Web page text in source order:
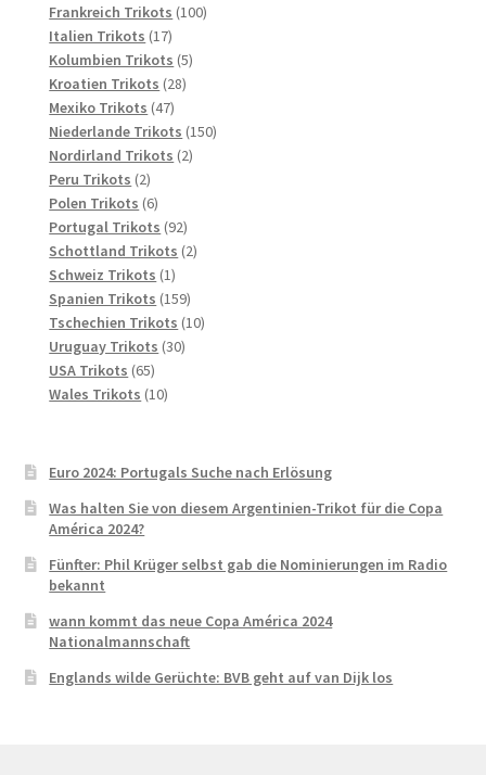
Produkte
Frankreich Trikots 100100
Italien Trikots 1717
Produkte
Kolumbien Trikots 55
Kroatien Trikots 2828
Mexiko Trikots 4747
Produkte
Niederlande Trikots 150150
Nordirland Trikots 22
Peru Trikots 22
Produkte
Polen Trikots 66
Produkte
Portugal Trikots 9292
Produkte
Schottland Trikots 22
Schweiz Trikots 11
Produkt
Spanien Trikots 159159
Produkte
Tschechien Trikots 1010
Uruguay Trikots 3030
USA Trikots 6565
Produkte
Wales Trikots 1010
Euro 2024: Portugals Suche nach Erlösung
Was halten Sie von diesem Argentinien-Trikot für die Copa
América 2024?
Fünfter: Phil Krüger selbst gab die Nominierungen im Radio
bekannt
wann kommt das neue Copa América 2024
Nationalmannschaft
Englands wilde Gerüchte: BVB geht auf van Dijk los